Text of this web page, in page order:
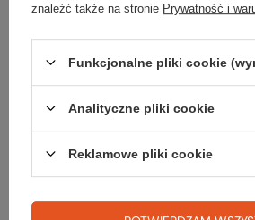
TWOJA LISTA
Gwarancja
znaleźć także na stronie Prywatność i
Funkcjonalne pliki cookie
Analityczne pliki cookie
Reklamowe pliki cookie